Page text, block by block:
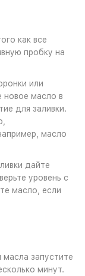
как все
пробку на
или
новое масло в
для заливки.
масло
дайте
уровень с
масло, если
запустите
минут.